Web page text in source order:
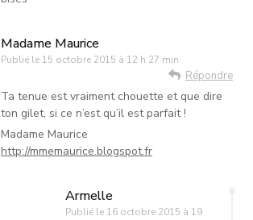
Madame Maurice
Publié le 15 octobre 2015 à 12 h 27 min
Répondre
Ta tenue est vraiment chouette et que dire
ton gilet, si ce n’est qu’il est parfait !
Madame Maurice
http://mmemaurice.blogspot.fr
Armelle
Publié le 16 octobre 2015 à 19